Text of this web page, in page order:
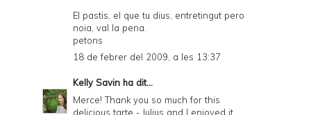
El pastis, el que tu dius, entretingut pero
noia, val la pena.
petons
18 de febrer del 2009, a les 13:37
Kelly Savin ha dit...
Merce! Thank you so much for this
delicious tarte - Julius and I enjoyed it